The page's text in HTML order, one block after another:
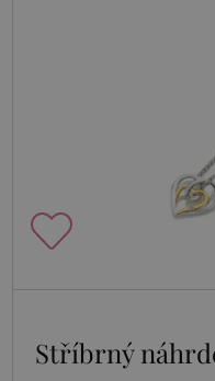
Stříbrný